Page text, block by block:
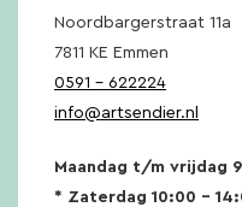
Noordbargerstraat 11a
7811 KE Emmen
0591 – 622224
info@artsendier.nl
Maandag t/m vrijdag
* Zaterdag 10:00 –